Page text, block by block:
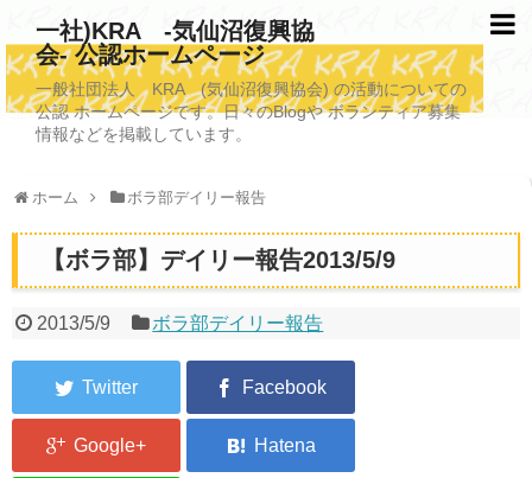
一社)KRA -気仙沼復興協
会- 公認ホームページ
一般社団法人 KRA (気仙沼復興協会) の活動についての
公認 ホームページです。日々のBlogや ボランティア募集
情報などを掲載しています。
ホーム ボラ部デイリー報告
【ボラ部】デイリー報告2013/5/9
2013/5/9 ボラ部デイリー報告
TOPページ
KRAについて
写真救済事業
福祉事業
埋蔵発掘/資料整備事業